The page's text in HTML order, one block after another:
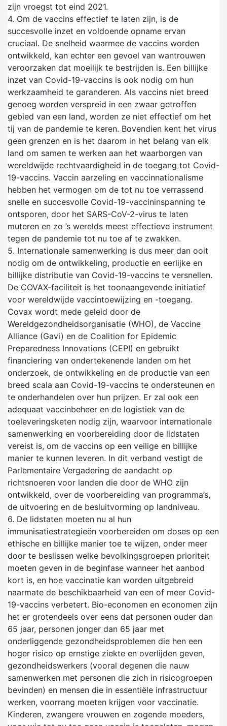
zijn vroegst tot eind 2021.
4. Om de vaccins effectief te laten zijn, is de
succesvolle inzet en voldoende opname ervan
cruciaal. De snelheid waarmee de vaccins worden
ontwikkeld, kan echter een gevoel van wantrouwen
veroorzaken dat moeilijk te bestrijden is. Een billijke
inzet van Covid-19-vaccins is ook nodig om hun
werkzaamheid te garanderen. Als vaccins niet breed
genoeg worden verspreid in een zwaar getroffen
gebied van een land, worden ze niet effectief om het
tij van de pandemie te keren. Bovendien kent het virus
geen grenzen en is het daarom in het belang van elk
land om samen te werken aan het waarborgen van
wereldwijde rechtvaardigheid in de toegang tot Covid-
19-vaccins. Vaccin aarzeling en vaccinnationalisme
hebben het vermogen om de tot nu toe verrassend
snelle en succesvolle Covid-19-vaccininspanning te
ontsporen, door het SARS-CoV-2-virus te laten
muteren en zo ’s werelds meest effectieve instrument
tegen de pandemie tot nu toe af te zwakken.
5. Internationale samenwerking is dus meer dan ooit
nodig om de ontwikkeling, productie en eerlijke en
billijke distributie van Covid-19-vaccins te versnellen.
De COVAX-faciliteit is het toonaangevende initiatief
voor wereldwijde vaccintoewijzing en -toegang.
Covax wordt mede geleid door de
Wereldgezondheidsorganisatie (WHO), de Vaccine
Alliance (Gavi) en de Coalition for Epidemic
Preparedness Innovations (CEPI) en gebruikt
financiering van ondertekenende landen om het
onderzoek, de ontwikkeling en de productie van een
breed scala aan Covid-19-vaccins te ondersteunen en
te onderhandelen over hun prijzen. Er zal ook een
adequaat vaccinbeheer en de logistiek van de
toeleveringsketen nodig zijn, waarvoor internationale
samenwerking en voorbereiding door de lidstaten
vereist is, om de vaccins op een veilige en billijke
manier te kunnen leveren. In dit verband vestigt de
Parlementaire Vergadering de aandacht op
richtsnoeren voor landen die door de WHO zijn
ontwikkeld, over de voorbereiding van programma’s,
de uitvoering en de besluitvorming op landniveau.
6. De lidstaten moeten nu al hun
immunisatiestrategieën voorbereiden om doses op een
ethische en billijke manier toe te wijzen, onder meer
door te beslissen welke bevolkingsgroepen prioriteit
moeten geven in de beginfase wanneer het aanbod
kort is, en hoe vaccinatie kan worden uitgebreid
naarmate de beschikbaarheid van een of meer Covid-
19-vaccins verbetert. Bio-economen en economen zijn
het er grotendeels over eens dat personen ouder dan
65 jaar, personen jonger dan 65 jaar met
onderliggende gezondheidsproblemen die hen een
hoger risico op ernstige ziekte en overlijden geven,
gezondheidswerkers (vooral degenen die nauw
samenwerken met personen die zich in risicogroepen
bevinden) en mensen die in essentiële infrastructuur
werken, voorrang moeten krijgen voor vaccinatie.
Kinderen, zwangere vrouwen en zogende moeders,